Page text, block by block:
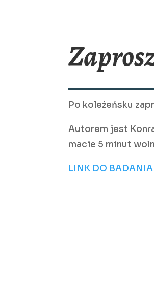
Po koleżeńsku
Autorem jest
macie 5 minut
LINK DO BADANIA